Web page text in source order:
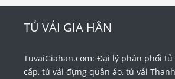
TỦ VẢI GIA HÂN
TuvaiGiahan.com: Đại lý phân phối tủ
cấp, tủ vải đựng quần áo, tủ vải